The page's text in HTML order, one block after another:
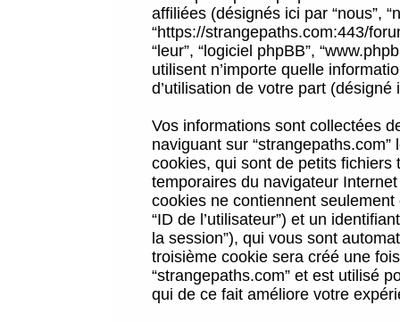
affiliées (désignés ici par “nous”,
“https://strangepaths.com:443/
“leur”, “logiciel phpBB”,
utilisent n’importe quelle
d’utilisation de votre part (désigné
Vos informations sont collectées
naviguant sur
cookies, qui sont de petits
temporaires du navigateur
cookies ne contiennent
“ID de l’utilisateur”) et un
la session”), qui vous sont
troisième cookie sera créé une
“strangepaths.com” et est utilisé
qui de ce fait améliore votre